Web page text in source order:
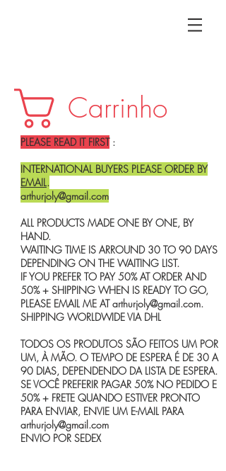
Carrinho
PLEASE READ IT FIRST:
INTERNATIONAL BUYERS PLEASE ORDER BY
EMAIL.
arthurjoly@gmail.com
ALL PRODUCTS MADE ONE BY ONE, BY
HAND.
WAITING TIME IS ARROUND 30 TO 90 DAYS
DEPENDING ON THE WAITING LIST.
IF YOU PREFER TO PAY 50% AT ORDER AND
50% + SHIPPING WHEN IS READY TO GO,
PLEASE EMAIL ME ATarthurjoly@gmail.com.
SHIPPING WORLDWIDE VIA DHL
TODOS OS PRODUTOS SÃO FEITOS UM POR
UM, À MÃO. O TEMPO DE ESPERA É DE 30 A
90 DIAS, DEPENDENDO DA LISTA DE ESPERA.
SE VOCÊ PREFERIR PAGAR 50% NO PEDIDO E
50% + FRETE QUANDO ESTIVER PRONTO
PARA ENVIAR, ENVIE UM E-MAIL PARA
arthurjoly@gmail.com
ENVIO POR SEDEX